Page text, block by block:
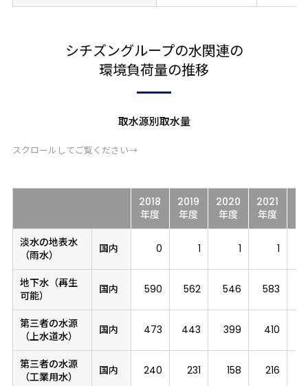
シチズングループの水関連の
環境負荷量の推移
取水源別取水量
スクロールしてご覧ください→
2018
年度
2019
年度
2020
年度
2021
年度
淡水の地表水
（雨水）
国内 0 1 1 1
地下水（再生
可能）
国内 590 562 546 583
第三者の水源
（上水道水）
国内 473 443 399 410
第三者の水源
（工業用水）
国内 240 231 158 216